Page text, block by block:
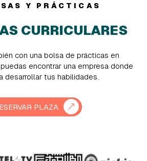
Y PRÁCTICAS
CURRICULARES
con una bolsa de prácticas en
encontrar una empresa donde
desarrollar tus habilidades.
PLAZA